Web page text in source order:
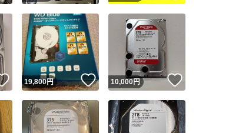
いいね！
19,800円 いいね！
10,000円